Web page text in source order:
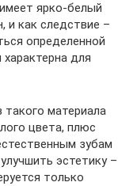
ярко-белый
и как следствие –
определенной
для
материала
цвета, плюс
зубам
эстетику –
только